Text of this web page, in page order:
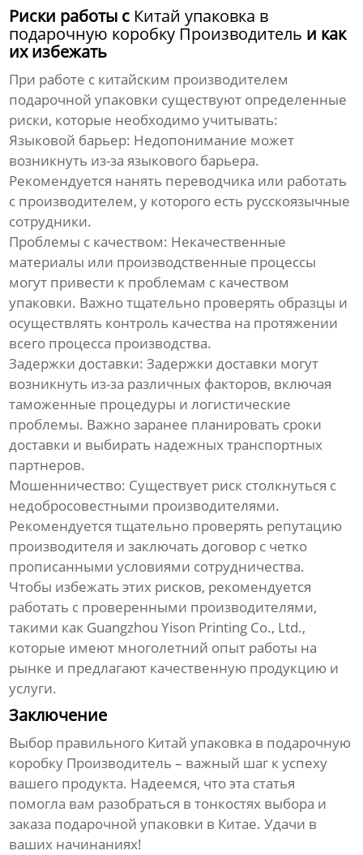
Риски работы с Китай упаковка в
подарочную коробку Производитель и как
их избежать
При работе с китайским производителем
подарочной упаковки существуют определенные
риски, которые необходимо учитывать:
Языковой барьер: Недопонимание может
возникнуть из-за языкового барьера.
Рекомендуется нанять переводчика или работать
с производителем, у которого есть русскоязычные
сотрудники.
Проблемы с качеством: Некачественные
материалы или производственные процессы
могут привести к проблемам с качеством
упаковки. Важно тщательно проверять образцы и
осуществлять контроль качества на протяжении
всего процесса производства.
Задержки доставки: Задержки доставки могут
возникнуть из-за различных факторов, включая
таможенные процедуры и логистические
проблемы. Важно заранее планировать сроки
доставки и выбирать надежных транспортных
партнеров.
Мошенничество: Существует риск столкнуться с
недобросовестными производителями.
Рекомендуется тщательно проверять репутацию
производителя и заключать договор с четко
прописанными условиями сотрудничества.
Чтобы избежать этих рисков, рекомендуется
работать с проверенными производителями,
такими как Guangzhou Yison Printing Co., Ltd.,
которые имеют многолетний опыт работы на
рынке и предлагают качественную продукцию и
услуги.
Заключение
Выбор правильного Китай упаковка в подарочную
коробку Производитель – важный шаг к успеху
вашего продукта. Надеемся, что эта статья
помогла вам разобраться в тонкостях выбора и
заказа подарочной упаковки в Китае. Удачи в
ваших начинаниях!